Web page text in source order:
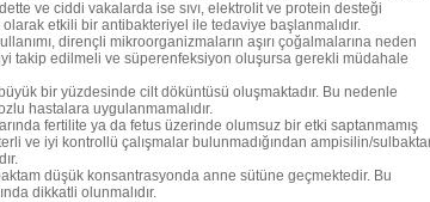
ve ciddi vakalarda ise sıvı, elektrolit ve protein desteği
etkili bir antibakteriyel ile tedaviye başlanmalıdır.
dirençli mikroorganizmaların aşırı çoğalmalarına neden
takip edilmeli ve süperenfeksiyon oluşursa gerekli müdahale
bir yüzdesinde cilt döküntüsü oluşmaktadır. Bu nedenle
hastalara uygulanmamalıdır.
fertilite ya da fetus üzerinde olumsuz bir etki saptanmamış
ve iyi kontrollü çalışmalar bulunmadığından ampisilin/
düşük konsantrasyonda anne sütüne geçmektedir. Bu
dikkatli olunmalıdır.